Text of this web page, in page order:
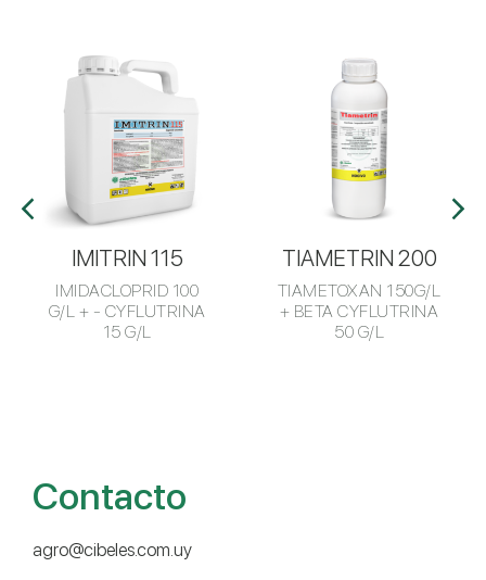
IMITRIN 115
IMIDACLOPRID 100
G/L + - CYFLUTRINA
15 G/L
TIAMETRIN 200
TIAMETOXAN 150G/L
+ BETA CYFLUTRINA
50 G/L
Contacto
agro@cibeles.com.uy